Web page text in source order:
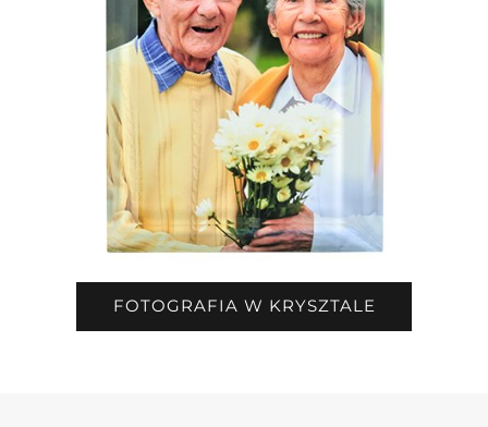
FOTOGRAFIA W KRYSZTALE